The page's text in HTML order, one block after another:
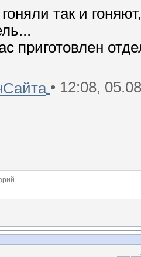
так и
приготовлен
• 12:08,